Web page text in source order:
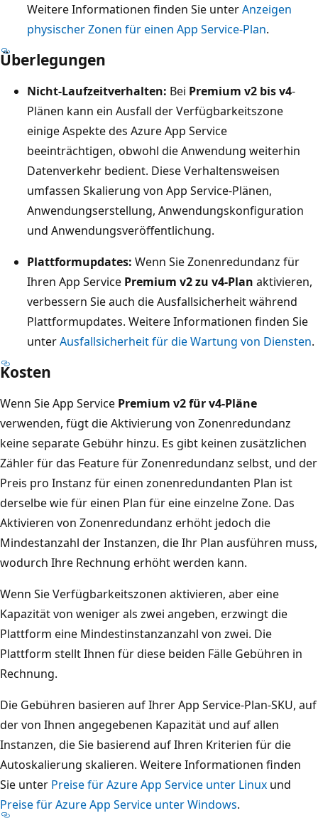
Weitere Informationen finden Sie unterAnzeigen
physischer Zonen für einen App Service-Plan.
Überlegungen
Nicht-Laufzeitverhalten: Bei Premium v2 bis v4-
Plänen kann ein Ausfall der Verfügbarkeitszone
einige Aspekte des Azure App Service
beeinträchtigen, obwohl die Anwendung weiterhin
Datenverkehr bedient. Diese Verhaltensweisen
umfassen Skalierung von App Service-Plänen,
Anwendungserstellung, Anwendungskonfiguration
und Anwendungsveröffentlichung.
Plattformupdates: Wenn Sie Zonenredundanz für
Ihren App Service Premium v2 zu v4-Plan aktivieren,
verbessern Sie auch die Ausfallsicherheit während
Plattformupdates. Weitere Informationen finden Sie
unterAusfallsicherheit für die Wartung von Diensten.
Kosten
Wenn Sie App Service Premium v2 für v4-Pläne
verwenden, fügt die Aktivierung von Zonenredundanz
keine separate Gebühr hinzu. Es gibt keinen zusätzlichen
Zähler für das Feature für Zonenredundanz selbst, und der
Preis pro Instanz für einen zonenredundanten Plan ist
derselbe wie für einen Plan für eine einzelne Zone. Das
Aktivieren von Zonenredundanz erhöht jedoch die
Mindestanzahl der Instanzen, die Ihr Plan ausführen muss,
wodurch Ihre Rechnung erhöht werden kann.
Wenn Sie Verfügbarkeitszonen aktivieren, aber eine
Kapazität von weniger als zwei angeben, erzwingt die
Plattform eine Mindestinstanzanzahl von zwei. Die
Plattform stellt Ihnen für diese beiden Fälle Gebühren in
Rechnung.
Die Gebühren basieren auf Ihrer App Service-Plan-SKU, auf
der von Ihnen angegebenen Kapazität und auf allen
Instanzen, die Sie basierend auf Ihren Kriterien für die
Autoskalierung skalieren. Weitere Informationen finden
Sie unter Preise für Azure App Service unter Linux und
Preise für Azure App Service unter Windows.